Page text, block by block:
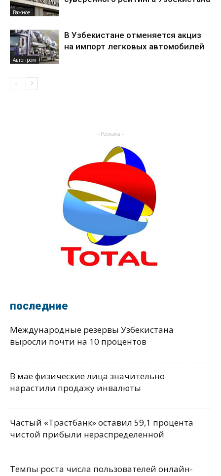
Важное
Автопром
В Узбекистане отменяется акциз
на импорт легковых автомобилей
- Реклама -
последние
Международные резервы Узбекистана
выросли почти на 10 процентов
В мае физические лица значительно
нарастили продажу инвалюты
Частый «Трастбанк» оставил 59,1 процента
чистой прибыли нераспределенной
Темпы роста числа пользователей онлайн-